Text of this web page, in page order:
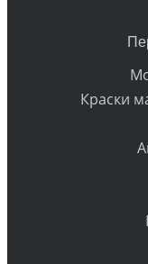
Краски